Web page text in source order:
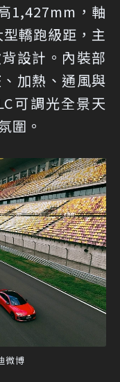
1,427mm，軸
轎跑級距，主
設計。內裝部
加熱、通風與
可調光全景天
圍。
微博